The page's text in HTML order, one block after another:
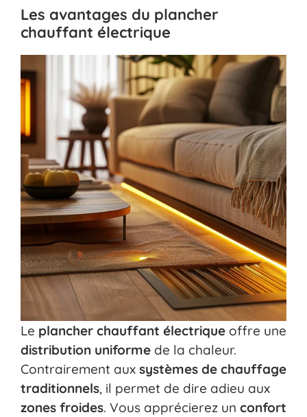
Les avantages du plancher
chauffant électrique
Le plancher chauffant électrique offre une
distribution uniforme de la chaleur.
Contrairement aux systèmes de chauffage
traditionnels, il permet de dire adieu aux
zones froides. Vous apprécierez un confort